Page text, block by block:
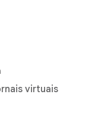
virtuais